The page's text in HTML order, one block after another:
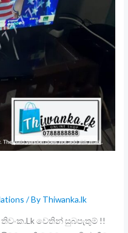
/ By Thiwanka.lk
වෙතින් සුබපැතුම් !!